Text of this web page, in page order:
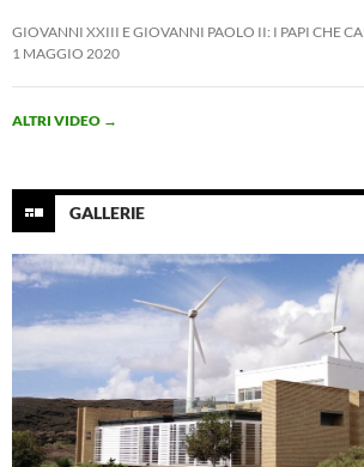
GIOVANNI XXIII E GIOVANNI PAOLO II: I PAPI CHE
1 MAGGIO 2020
ALTRI VIDEO →
GALLERIE